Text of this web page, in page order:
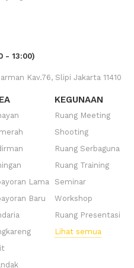
- 13:00)
Kav.76, Slipi Jakarta 11410
Lama
Baru
KEGUNAAN
Ruang Meeting
Shooting
Ruang Serbaguna
Ruang Training
Seminar
Workshop
Ruang Presentasi
Lihat semua